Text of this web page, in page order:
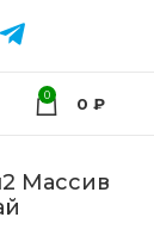
0 0 ₽
Массив